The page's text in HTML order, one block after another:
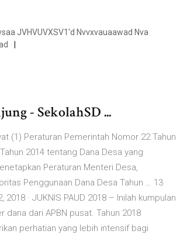
JVHVUVXSV1'd Nvvxvauaawad Nva
- SekolahSD ...
(1) Peraturan Pemerintah Nomor 22 Tahun
2014 tentang Dana Desa yang
Peraturan Menteri Desa,
Penggunaan Dana Desa Tahun … 13
· JUKNIS PAUD 2018 – Inilah kumpulan
dana dari APBN pusat. Tahun 2018
perhatian yang lebih intensif bagi